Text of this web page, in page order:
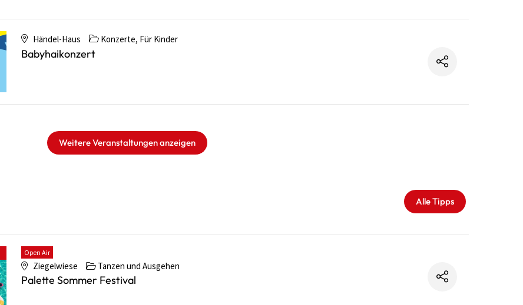
Händel-Haus Konzerte, Für Kinder
Babyhaikonzert
Weitere Veranstaltungen anzeigen
Alle Tipps
Ziegelwiese Tanzen und Ausgehen
Open Air
Palette Sommer Festival